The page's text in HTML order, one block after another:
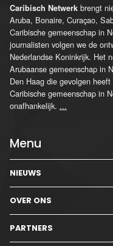
Caribisch Netwerk brengt
Aruba, Bonaire, Curaçao,
Caribische gemeenschap in
journalisten volgen we de
Nederlandse Koninkrijk. Het
Arubaanse gemeenschap in
Den Haag die gevolgen
Caribische gemeenschap in
onafhankelijk. ...
Menu
NIEUWS
OVER ONS
PARTNERS